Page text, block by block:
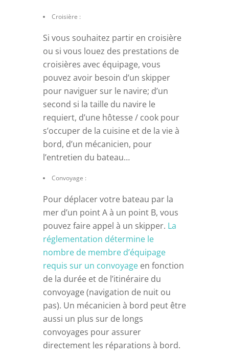
Croisière :
Si vous souhaitez partir en croisière
ou si vous louez des prestations de
croisières avec équipage, vous
pouvez avoir besoin d’un skipper
pour naviguer sur le navire; d’un
second si la taille du navire le
requiert, d’une hôtesse / cook pour
s’occuper de la cuisine et de la vie à
bord, d’un mécanicien, pour
l’entretien du bateau…
Convoyage :
Pour déplacer votre bateau par la
mer d’un point A à un point B, vous
pouvez faire appel à un skipper. La
réglementation détermine le
nombre de membre d’équipage
requis sur un convoyage en fonction
de la durée et de l’itinéraire du
convoyage (navigation de nuit ou
pas). Un mécanicien à bord peut être
aussi un plus sur de longs
convoyages pour assurer
directement les réparations à bord.